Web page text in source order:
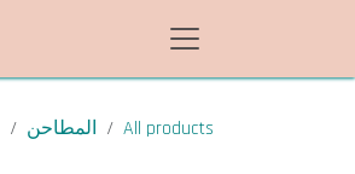
All products المطاحن